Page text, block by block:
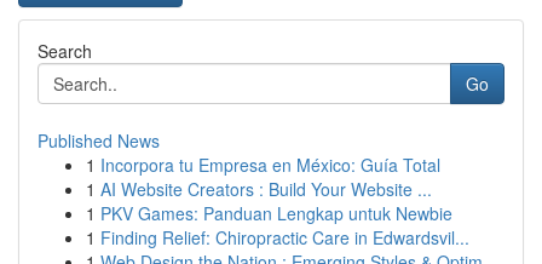
Search
Go
Published News
1 Incorpora tu Empresa en México: Guía Total
1 AI Website Creators : Build Your Website ...
1 PKV Games: Panduan Lengkap untuk Newbie
1 Finding Relief: Chiropractic Care in Edwardsvil...